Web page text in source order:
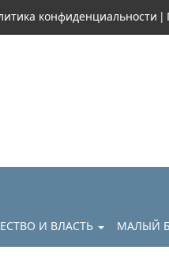
конфиденциальности |
И ВЛАСТЬ МАЛЫЙ